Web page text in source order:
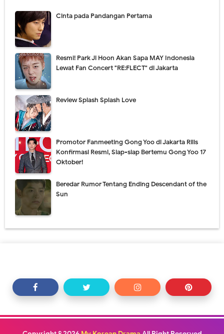
Cinta pada Pandangan Pertama
Resmi! Park Ji Hoon Akan Sapa MAY Indonesia
Lewat Fan Concert "RE:FLECT" di Jakarta
Review Splash Splash Love
Promotor Fanmeeting Gong Yoo di Jakarta Rilis
Konfirmasi Resmi, Siap-siap Bertemu Gong Yoo 17
Oktober!
Beredar Rumor Tentang Ending Descendant of the
Sun